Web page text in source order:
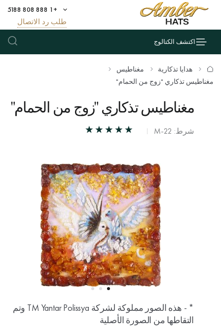
+1 888 808 5188
طلب رد الاتصال
اكتشف الكتالوج
هدايا تذكارية
مغناطيس
مغناطيس تذكاري "زوج من الحمام"
مغناطيس تذكاري "زوج من الحمام"
شرط: М-22
* - هذه الصور مملوكة لشركة TM Yantar Polissya وتم
التقاطها من الصورة الأصلية